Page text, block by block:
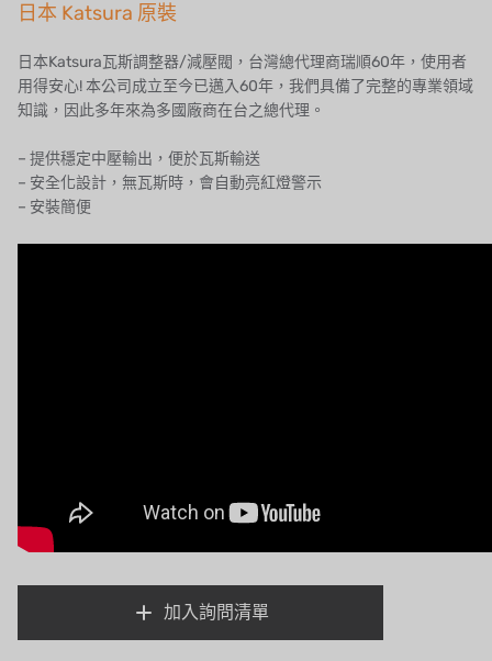
美國 PENTAIR
德國 SIEMENS
美國 PULSAFEEDER
丹麥 DANFOSS
泰國 HAYCARB
SAGINOMIYA
日本 Katsura 原裝
日本Katsura瓦斯調整器/減壓閥，台灣總代理商瑞順60年，使用者
用得安心! 本公司成立至今已邁入60年，我們具備了完整的專業領域
知識，因此多年來為多國廠商在台之總代理。
– 提供穩定中壓輸出，便於瓦斯輸送
– 安全化設計，無瓦斯時，會自動亮紅燈警示
– 安裝簡便
加入詢問清單